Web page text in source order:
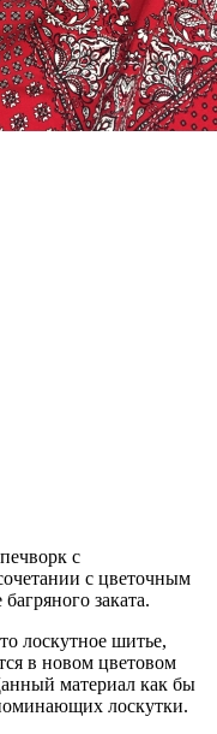
c
c цветочным
заката.
лоскутное шитье,
в новом цветовом
материал как бы
лоскутки.